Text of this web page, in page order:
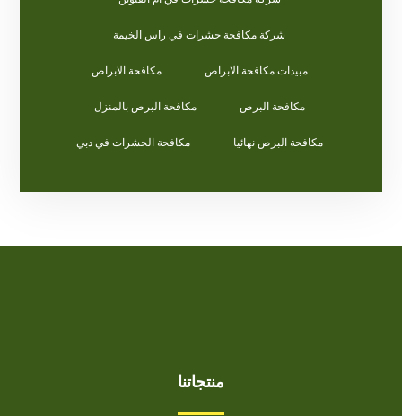
شركة مكافحة حشرات في راس الخيمة
مبيدات مكافحة الابراص مكافحة الابراص
مكافحة البرص مكافحة البرص بالمنزل
مكافحة البرص نهائيا مكافحة الحشرات في دبي
منتجاتنا